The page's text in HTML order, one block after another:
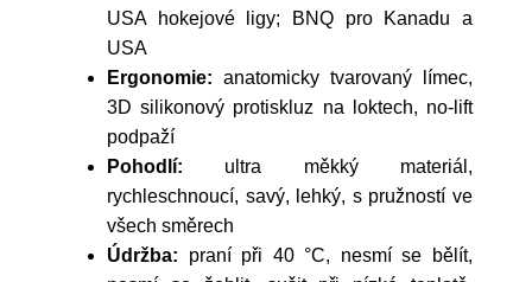
USA hokejové ligy; BNQ pro Kanadu a
USA
Ergonomie: anatomicky tvarovaný límec,
3D silikonový protiskluz na loktech, no-lift
podpaží
Pohodlí: ultra měkký materiál,
rychleschnoucí, savý, lehký, s pružností ve
všech směrech
Údržba: praní při 40 °C, nesmí se bělít,